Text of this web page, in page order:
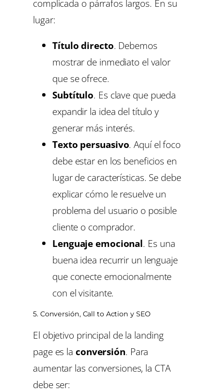
complicada o párrafos largos. En su
lugar:
Título directo. Debemos
mostrar de inmediato el valor
que se ofrece.
Subtítulo. Es clave que pueda
expandir la idea del título y
generar más interés.
Texto persuasivo. Aquí el foco
debe estar en los beneficios en
lugar de características. Se debe
explicar cómo le resuelve un
problema del usuario o posible
cliente o comprador.
Lenguaje emocional. Es una
buena idea recurrir un lenguaje
que conecte emocionalmente
con el visitante.
5. Conversión, Call to Action y SEO
El objetivo principal de la landing
page es la conversión. Para
aumentar las conversiones, la CTA
debe ser: